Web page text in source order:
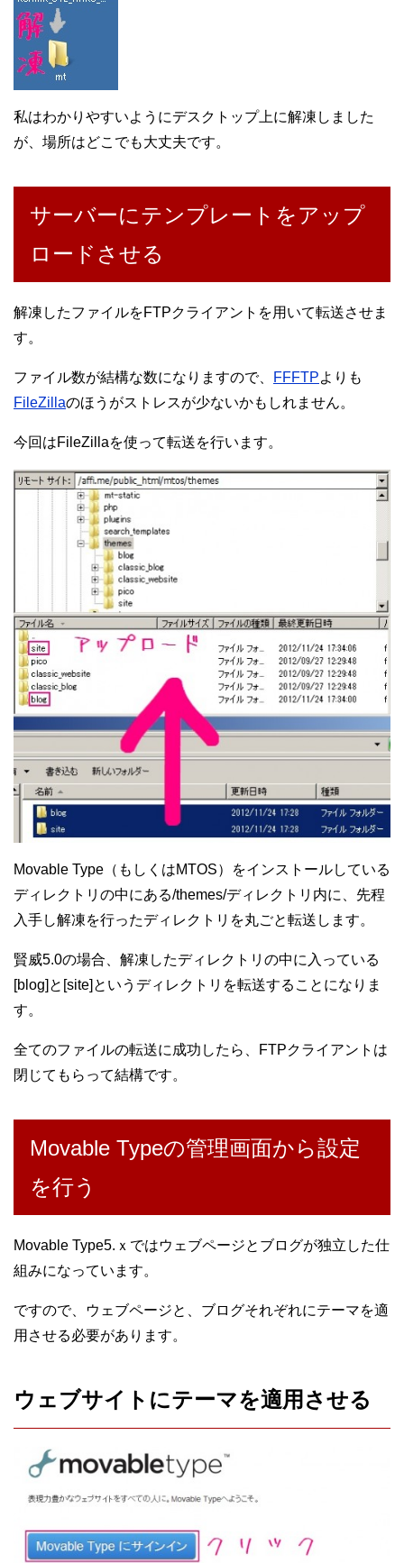
私はわかりやすいようにデスクトップ上に解凍しました
が、場所はどこでも大丈夫です。
サーバーにテンプレートをアップ
ロードさせる
解凍したファイルをFTPクライアントを用いて転送させま
す。
ファイル数が結構な数になりますので、 FFFTPよりも
FileZillaのほうがストレスが少ないかもしれません。
今回はFileZillaを使って転送を行います。
Movable Type（もしくはMTOS）をインストールしている
ディレクトリの中にある/themes/ディレクトリ内に、先程
入手し解凍を行ったディレクトリを丸ごと転送します。
賢威5.0の場合、解凍したディレクトリの中に入っている
[blog]と[site]というディレクトリを転送することになりま
す。
全てのファイルの転送に成功したら、FTPクライアントは
閉じてもらって結構です。
Movable Typeの管理画面から設定
を行う
Movable Type5.ｘではウェブページとブログが独立した仕
組みになっています。
ですので、ウェブページと、ブログそれぞれにテーマを適
用させる必要があります。
ウェブサイトにテーマを適用させる